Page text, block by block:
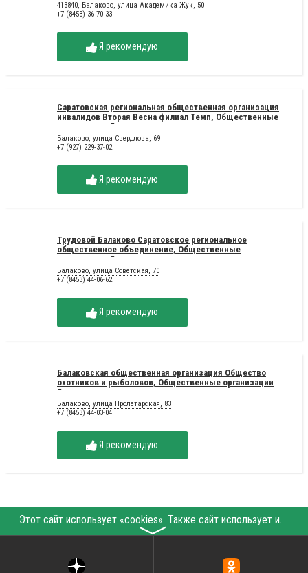
413840, Балаково, улица Академика Жук, 50
+7 (8453) 36-70-33
Я рекомендую
Саратовская региональная общественная организация
инвалидов Вторая Весна филиал Темп, Общественные
организации Балаково
Балаково, улица Свердлова, 69
+7 (927) 229-37-02
Я рекомендую
Трудовой Балаково Саратовское региональное
общественное объединение, Общественные
организации Балаково
Балаково, улица Советская, 70
+7 (8453) 44-06-62
Я рекомендую
Балаковская общественная организация Общество
охотников и рыболовов, Общественные организации
Балаково
Балаково, улица Пролетарская, 83
+7 (8453) 44-03-04
Я рекомендую
Этот сайт использует «cookies». Также сайт использует интернет-сервис для сбора технических данных касательно посетителей с целью получения маркетинговой и статистической информации. Условия обработки данных посетителей сайта см.
〉